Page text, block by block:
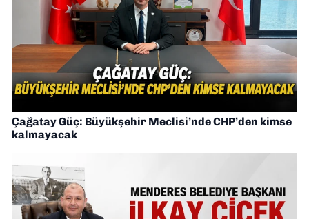
Çağatay Güç: Büyükşehir Meclisi’nde CHP’den kimse
kalmayacak